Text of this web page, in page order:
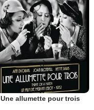
Une allumette pour trois